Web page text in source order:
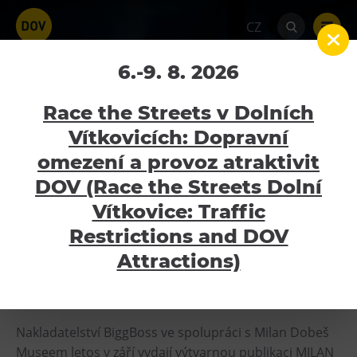
CZ
Slavnostní křest knihy
MILAN DOBEŠ: GRAFIKA
1962 – 2017
Home Kalendář akcí
Slavnostní křest knihy
MILAN DOBEŠ: GRAFIKA 1962 – 2017
9.9.2020
Atraktivity
Bolt Tower
Velký svět techniky
Malý svět techniky U6
Gong
Galerie Gong
Nakladatelství BiggBoss ve spolupráci s Milan Dobeš
Museem letos v září vydají výtvarnou publikaci MILAN
6.-9. 8. 2026
Race the Streets v Dolních
Vítkovicích: Dopravní
omezení a provoz atraktivit
DOV (Race the Streets Dolní
Vítkovice: Traffic
Restrictions and DOV
Attractions)